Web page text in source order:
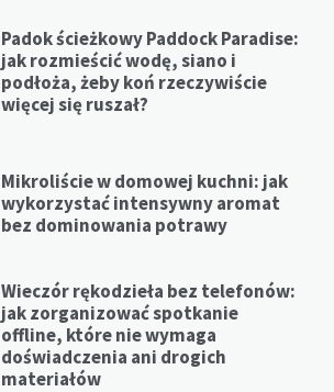
Padok ścieżkowy Paddock Paradise:
jak rozmieścić wodę, siano i
podłoża, żeby koń rzeczywiście
więcej się ruszał?
Mikroliście w domowej kuchni: jak
wykorzystać intensywny aromat
bez dominowania potrawy
Wieczór rękodzieła bez telefonów:
jak zorganizować spotkanie
offline, które nie wymaga
doświadczenia ani drogich
materiałów